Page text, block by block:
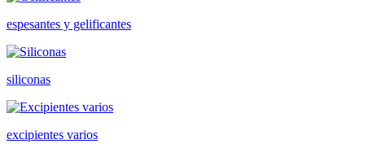
espesantes y gelificantes
siliconas
excipientes varios